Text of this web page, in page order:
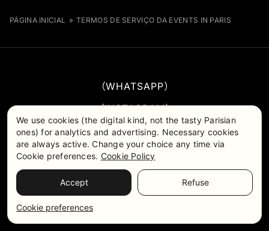
PÁGINA INICIAL » TERMOS DE SERVIÇO DA EVENTS IN PARIS
WHATSAPP
INSTAGRAM
YOUTUBE
TIKTOK
AVALIAÇÕES DO GOOGLE
We use cookies (the digital kind, not the tasty Parisian
ones) for analytics and advertising. Necessary cookies
are always active. Change your choice any time via
Cookie preferences. Cookie Policy
Accept Refuse
Cookie preferences